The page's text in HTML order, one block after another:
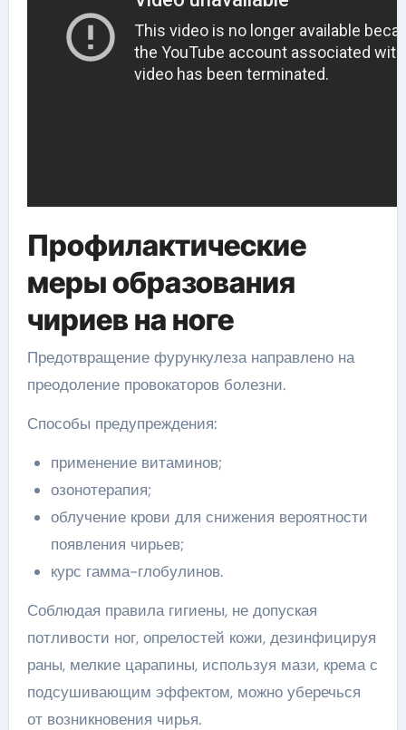
Профилактические
меры образования
чириев на ноге
Предотвращение фурункулеза направлено на
преодоление провокаторов болезни.
Способы предупреждения:
применение витаминов;
озонотерапия;
облучение крови для снижения вероятности
появления чирьев;
курс гамма-глобулинов.
Соблюдая правила гигиены, не допуская
потливости ног, опрелостей кожи, дезинфицируя
раны, мелкие царапины, используя мази, крема с
подсушивающим эффектом, можно уберечься
от возникновения чирья.